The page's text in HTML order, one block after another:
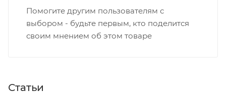
Помогите другим пользователям с
выбором - будьте первым, кто поделится
своим мнением об этом товаре
Статьи